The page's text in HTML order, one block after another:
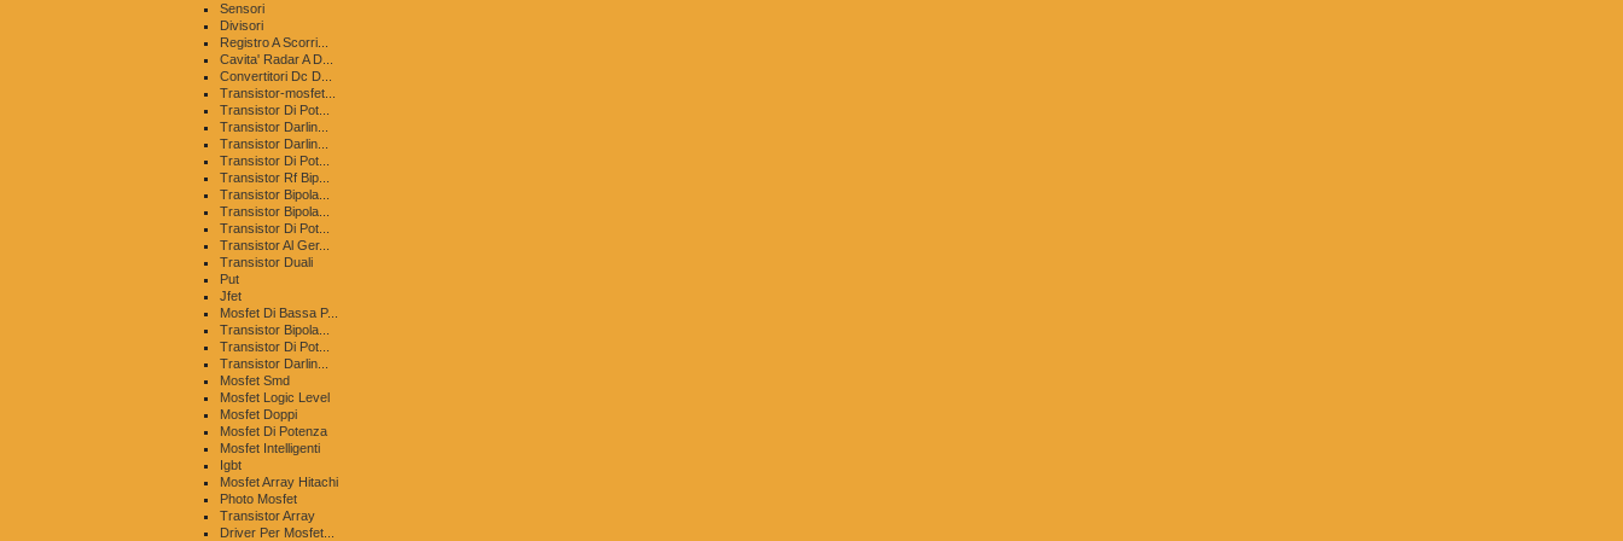
Sensori
Divisori
Registro A Scorri...
Cavita' Radar A D...
Convertitori Dc D...
Transistor-mosfet...
Transistor Di Pot...
Transistor Darlin...
Transistor Darlin...
Transistor Di Pot...
Transistor Rf Bip...
Transistor Bipola...
Transistor Bipola...
Transistor Di Pot...
Transistor Al Ger...
Transistor Duali
Put
Jfet
Mosfet Di Bassa P...
Transistor Bipola...
Transistor Di Pot...
Transistor Darlin...
Mosfet Smd
Mosfet Logic Level
Mosfet Doppi
Mosfet Di Potenza
Mosfet Intelligenti
Igbt
Mosfet Array Hitachi
Photo Mosfet
Transistor Array
Driver Per Mosfet...